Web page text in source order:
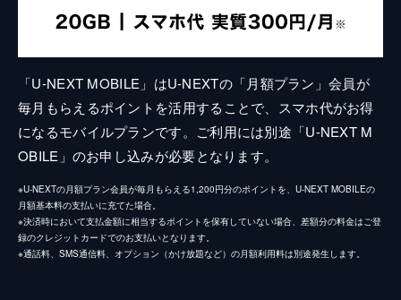
「U-NEXT MOBILE」はU-NEXTの「月額プラン」会員が
毎月もらえるポイントを活用することで、スマホ代がお得
になるモバイルプランです。ご利用には別途「U-NEXT M
OBILE」のお申し込みが必要となります。
※U-NEXTの月額プラン会員が毎月もらえる1,200円分のポイントを、U-NEXT MOBILEの
月額基本料の支払いに充てた場合。
※決済時において支払金額に相当するポイントを保有していない場合、差額分の料金はご登
録のクレジットカードでのお支払いとなります。
※通話料、SMS通信料、オプション（かけ放題など）の月額利用料は別途発生します。